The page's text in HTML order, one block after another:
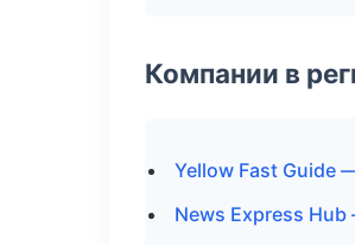
Компании в
Yellow Fast Guide
News Express